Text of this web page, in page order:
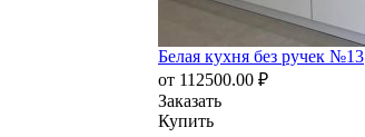
Белая кухня без ручек №13
от 112500.00 ₽
Заказать
Купить